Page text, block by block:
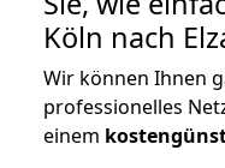
Köln nach
Wir können Ihnen
professionelles
einem